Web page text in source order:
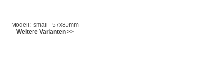
Modell: small - 57x80mm
Weitere Varianten >>